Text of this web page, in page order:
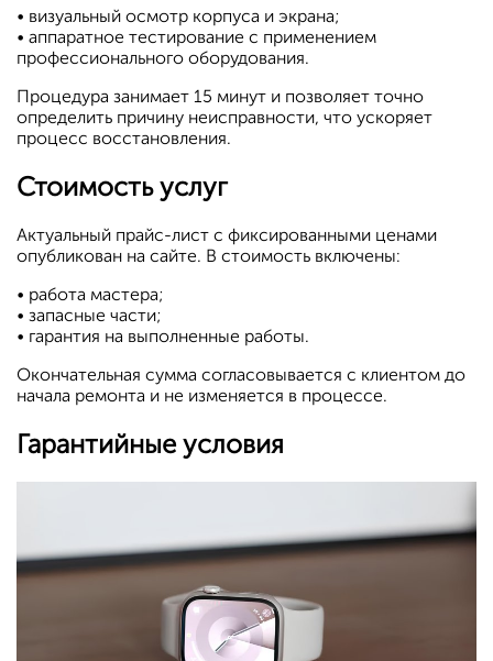
• визуальный осмотр корпуса и экрана;
• аппаратное тестирование с применением
профессионального оборудования.
Процедура занимает 15 минут и позволяет точно
определить причину неисправности, что ускоряет
процесс восстановления.
Стоимость услуг
Актуальный прайс-лист с фиксированными ценами
опубликован на сайте. В стоимость включены:
• работа мастера;
• запасные части;
• гарантия на выполненные работы.
Окончательная сумма согласовывается с клиентом до
начала ремонта и не изменяется в процессе.
Гарантийные условия